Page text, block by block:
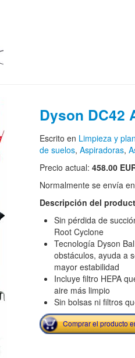
Dyson DC42
Escrito en Limpieza y
de suelos, Aspiradoras,
Precio actual: 458.00
Normalmente se envía
Descripción del
Sin pérdida de
Root Cyclone
Tecnología Dyson
obstáculos, ayuda a
mayor estabilidad
Incluye filtro HEPA
aire más limpio
Sin bolsas ni filtros
Comprar el producto